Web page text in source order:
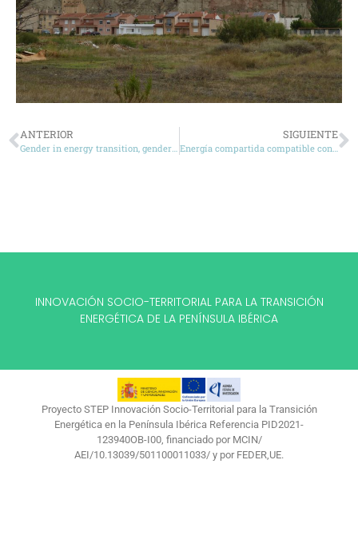
ANTERIOR
Gender in energy transition, gender in fair and just rural futures
SIGUIENTE
Energía compartida compatible con el patrimonio cultural: el papel de las comunidades energéticas
INNOVACIÓN SOCIO-TERRITORIAL PARA LA TRANSICIÓN
ENERGÉTICA DE LA PENÍNSULA IBÉRICA
Proyecto STEP Innovación Socio-Territorial para la Transición
Energética en la Península Ibérica Referencia PID2021-
123940OB-I00, financiado por MCIN/
AEI/10.13039/501100011033/ y por FEDER,UE.